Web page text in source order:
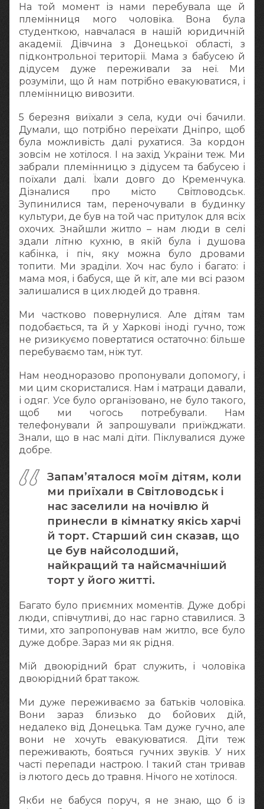
На той момент із нами перебувала ще й
племінниця мого чоловіка. Вона була
студенткою, навчалася в нашій юридичній
академії. Дівчина з Донецької області, з
підконтрольної території. Мама з бабусею й
дідусем дуже переживали за неї. Ми
розуміли, що й нам потрібно евакуюватися, і
племінницю вивозити.
5 березня виїхали з села, куди очі бачили.
Думали, що потрібно переїхати Дніпро, щоб
була можливість далі рухатися. За кордон
зовсім не хотілося. І на захід України теж. Ми
забрали племінницю з дідусем та бабусею і
поїхали далі. Їхали довго до Кременчука.
Дізналися про місто Світловодськ.
Зупинилися там, переночували в будинку
культури, де був на той час притулок для всіх
охочих. Знайшли житло – нам люди в селі
здали літню кухню, в якій була і душова
кабінка, і піч, яку можна було дровами
топити. Ми зраділи. Хоч нас було і багато: і
мама моя, і бабуся, ще й кіт, але ми всі разом
залишалися в цих людей до травня.
Ми частково повернулися. Але дітям там
подобається, та й у Харкові іноді гучно, тож
не ризикуємо повертатися остаточно: більше
перебуваємо там, ніж тут.
Нам неодноразово пропонували допомогу, і
ми цим скористалися. Нам і матраци давали,
і одяг. Усе було організовано, не було такого,
щоб ми чогось потребували. Нам
телефонували й запрошували приїжджати.
Знали, що в нас малі діти. Піклувалися дуже
добре.
Запам’яталося моїм дітям, коли
ми приїхали в Світловодськ і
нас заселили на ночівлю й
принесли в кімнатку якісь харчі
й торт. Старший син сказав, що
це був найсолодший,
найкращий та найсмачніший
торт у його житті.
Багато було приємних моментів. Дуже добрі
люди, співчутливі, до нас гарно ставилися. З
тими, хто запропонував нам житло, все було
дуже добре. Зараз ми як рідня.
Мій двоюрідний брат служить, і чоловіка
двоюрідний брат також.
Ми дуже переживаємо за батьків чоловіка.
Вони зараз близько до бойових дій,
недалеко від Донецька. Там дуже гучно, але
вони не хочуть евакуюватися. Діти теж
переживають, бояться гучних звуків. У них
часті перепади настрою. І такий стан тривав
із лютого десь до травня. Нічого не хотілося.
Якби не бабуся поруч, я не знаю, що б із